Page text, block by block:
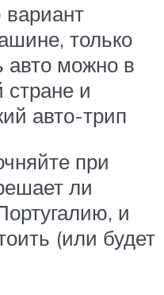
только
авто можно в
и
авто-трип
при
ли
и
(или будет